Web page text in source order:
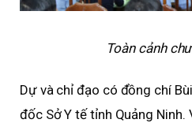
Toàn cảnh
Dự và chỉ đạo có đồng chí
đốc Sở Y tế tỉnh Quảng Ninh.